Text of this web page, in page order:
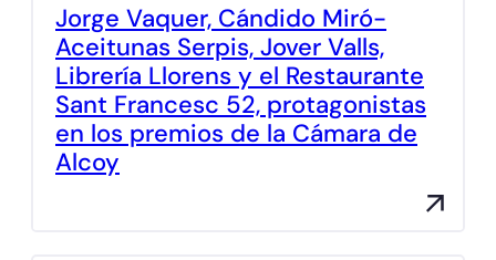
Jorge Vaquer, Cándido Miró-
Aceitunas Serpis, Jover Valls,
Librería Llorens y el Restaurante
Sant Francesc 52, protagonistas
en los premios de la Cámara de
Alcoy